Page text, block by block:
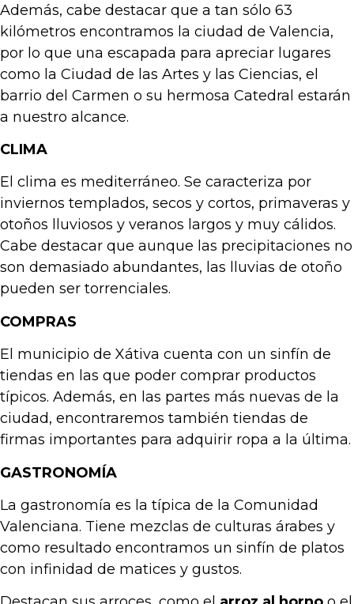
Además, cabe destacar que a tan sólo 63
kilómetros encontramos la ciudad de Valencia,
por lo que una escapada para apreciar lugares
como la Ciudad de las Artes y las Ciencias, el
barrio del Carmen o su hermosa Catedral estarán
a nuestro alcance.
CLIMA
El clima es mediterráneo. Se caracteriza por
inviernos templados, secos y cortos, primaveras y
otoños lluviosos y veranos largos y muy cálidos.
Cabe destacar que aunque las precipitaciones no
son demasiado abundantes, las lluvias de otoño
pueden ser torrenciales.
COMPRAS
El municipio de Xátiva cuenta con un sinfín de
tiendas en las que poder comprar productos
típicos. Además, en las partes más nuevas de la
ciudad, encontraremos también tiendas de
firmas importantes para adquirir ropa a la última.
GASTRONOMÍA
La gastronomía es la típica de la Comunidad
Valenciana. Tiene mezclas de culturas árabes y
como resultado encontramos un sinfín de platos
con infinidad de matices y gustos.